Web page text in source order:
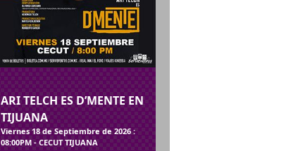
ARI TELCH ES D’MENTE EN
TIJUANA
Viernes 18 de Septiembre de 2026 :
08:00PM - CECUT TIJUANA